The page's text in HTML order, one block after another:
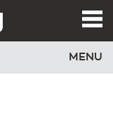
MENU